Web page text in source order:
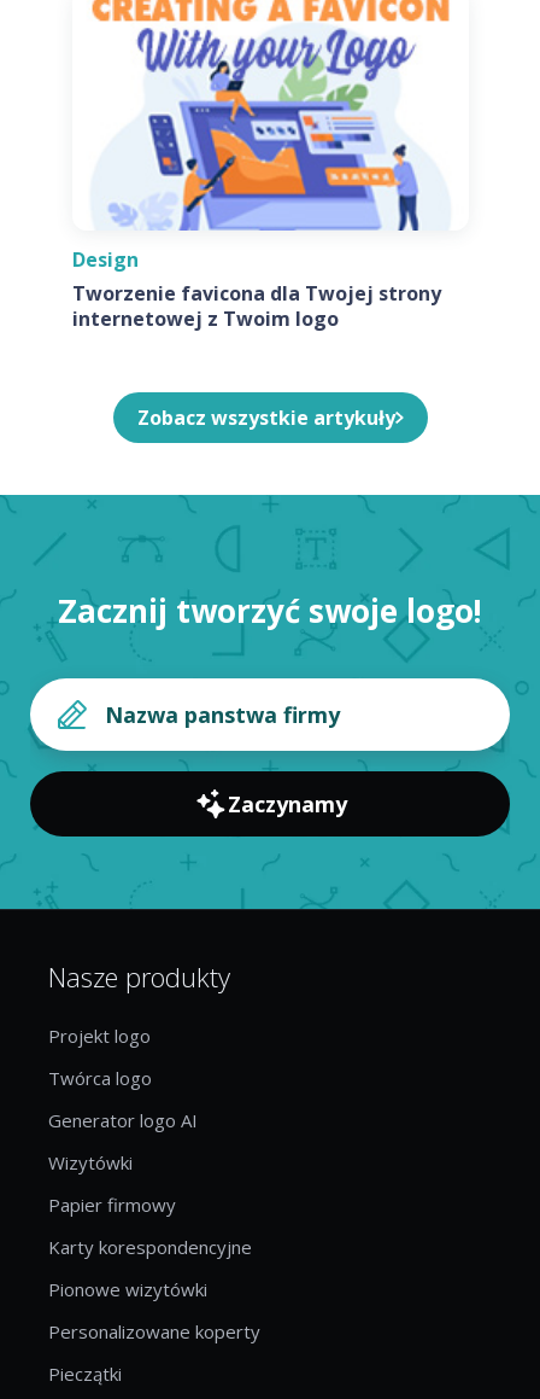
Design
Tworzenie favicona dla Twojej strony
internetowej z Twoim logo
Zobacz wszystkie artykuły
Zacznij tworzyć swoje logo!
Zaczynamy
Nasze produkty
Projekt logo
Twórca logo
Generator logo AI
Wizytówki
Papier firmowy
Karty korespondencyjne
Pionowe wizytówki
Personalizowane koperty
Pieczątki